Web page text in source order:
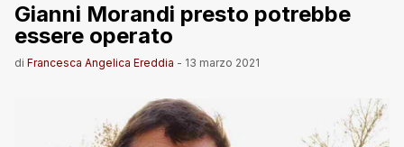
Gianni Morandi presto potrebbe
essere operato
di Francesca Angelica Ereddia - 13 marzo 2021